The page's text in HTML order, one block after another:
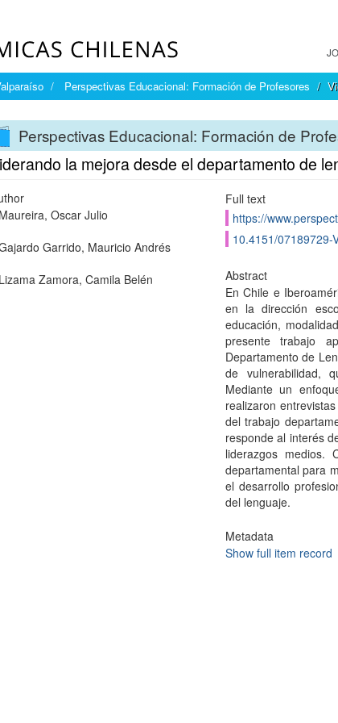
Perspectivas Educacional: Formación de Profesores
Perspectivas Educacional: Formación de
la mejora desde el departamento de
Maureira, Oscar Julio
Garrido, Mauricio Andrés
Lizama Zamora, Camila Belén
Full text
https://
10.4151/07189729-
Abstract
En Chile e
en la dirección
educación,
presente trabajo
Departamento de
de vulnerabilidad,
Mediante un
realizaron
del trabajo
responde al interés
liderazgos medios.
departamental para
el desarrollo
del lenguaje.
Metadata
Show full item record